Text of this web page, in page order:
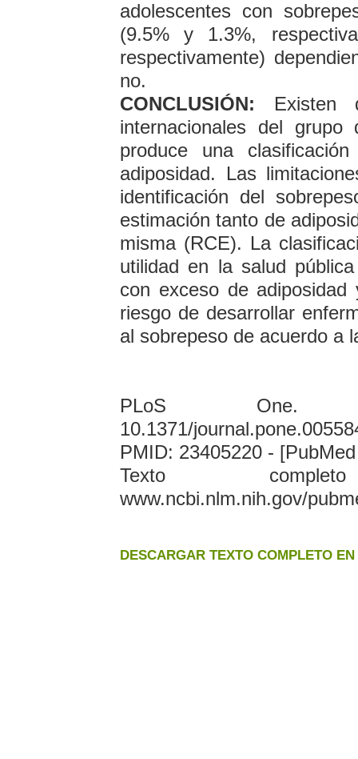
adolescentes con
(9.5% y 1.3%,
respectivamente)
no.
CONCLUSIÓN: Existen
internacionales del
produce una
adiposidad. Las
identificación del
estimación tanto de
misma (RCE). La
utilidad en la salud
con exceso de
riesgo de desarrollar
al sobrepeso de acuerdo a
PLoS One.
10.1371/
PMID: 23405220 -
Texto
www.ncbi.nlm.nih.gov/
DESCARGAR TEXTO COMPLETO EN